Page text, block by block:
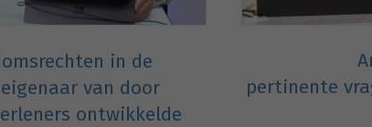
in de
van door
ontwikkelde
pertinente